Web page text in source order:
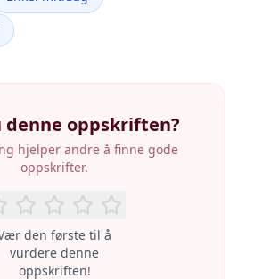
denne oppskriften?
hjelper andre å finne gode
oppskrifter.
den første til å
vurdere denne
oppskriften!